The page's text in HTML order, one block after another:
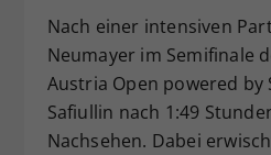
Nach einer intensiven
Neumayer im Semifinale
Austria Open powered by
Safiullin nach 1:49
Nachsehen. Dabei